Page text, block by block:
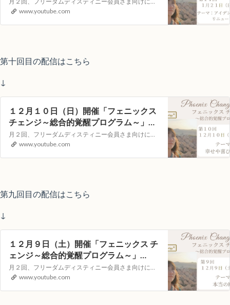
www.youtube.com
第十回目の配信はこちら
↓
１２月１０日（日）開催「フェニックス
チェンジ～総合的覚醒プログラム～」
YouTubeライブヒーリングイベント
月２回、フリーダムディスティニー会員さま向けに遠隔ヒーリングLOVINGサポートをYouTubeの生配信でお届けします。視聴者参加型のイベントとなりますので次回、どんなテーマで講座を開いてほしいか？等のリクエストや配信中のコメントもお受付しています！【第９回目）配信日時】１２月 ９日（土）１０：００～（約４０分）…
www.youtube.com
第九回目の配信はこちら
↓
１２月９日（土）開催「フェニックス チ
ェンジ～総合的覚醒プログラム～」
YouTubeライブヒーリングイベント
月２回、フリーダムディスティニー会員さま向けに遠隔ヒーリングLOVINGサポートをYouTubeの生配信でお届けします。視聴者参加型のイベントとなりますので次回、どんなテーマで講座を開いてほしいか？等のリクエストや配信中のコメントもお受付しています！【第９回目）配信日時】１２月 ９日（土）１０：００～（約４０分）…
www.youtube.com